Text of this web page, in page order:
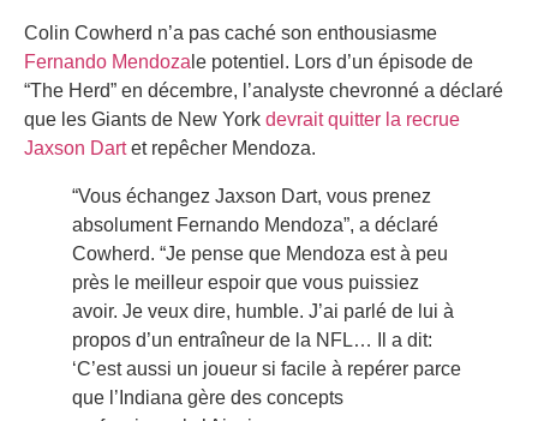
Colin Cowherd n’a pas caché son enthousiasme
Fernando Mendoza le potentiel. Lors d’un épisode de
“The Herd” en décembre, l’analyste chevronné a déclaré
que les Giants de New York devrait quitter la recrue
Jaxson Dartet repêcher Mendoza.
“Vous échangez Jaxson Dart, vous prenez
absolument Fernando Mendoza”, a déclaré
Cowherd. “Je pense que Mendoza est à peu
près le meilleur espoir que vous puissiez
avoir. Je veux dire, humble. J’ai parlé de lui à
propos d’un entraîneur de la NFL… Il a dit:
‘C’est aussi un joueur si facile à repérer parce
que l’Indiana gère des concepts